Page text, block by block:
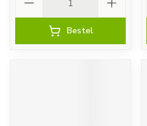
Bestel